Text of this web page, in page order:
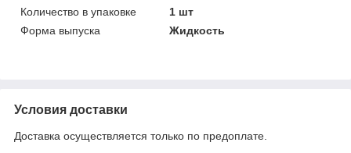
Количество в упаковке
1 шт
Форма выпуска
Жидкость
Условия доставки
Доставка осуществляется только по предоплате.